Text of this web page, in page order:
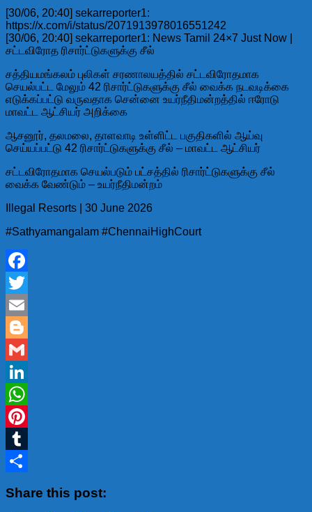
[30/06, 20:40] sekarreporter1:
https://x.com/i/status/2071913978016551242
[30/06, 20:40] sekarreporter1: News Tamil 24×7 Just Now |
சட்டவிரோத ரிசார்ட்டுகளுக்கு சீல்
சத்தியமங்கலம் புலிகள் சரணாலயத்தில் சட்டவிரோதமாக
செயல்பட்ட மேலும் 42 ரிசார்ட்டுகளுக்கு சீல் வைக்க நடவடிக்கை
எடுக்கப்பட்டு வருவதாக சென்னை உயர்நீதிமன்றத்தில் ஈரோடு
மாவட்ட ஆட்சியர் அறிக்கை
ஆசனூர், தலமலை, தாளவாடி உள்ளிட்ட பகுதிகளில் ஆய்வு
செய்யப்பட்டு 42 ரிசார்ட்டுகளுக்கு சீல் – மாவட்ட ஆட்சியர்
சட்டவிரோதமாக செயல்படும் பட்சத்தில் ரிசார்ட்டுகளுக்கு சீல்
வைக்க வேண்டும் – உயர்நீதிமன்றம்
Illegal Resorts | 30 June 2026
#Sathyamangalam #ChennaiHighCourt
Facebook
Twitter
Email
Blogger
Gmail
LinkedIn
WhatsApp
Pinterest
Tumblr
Share this post: